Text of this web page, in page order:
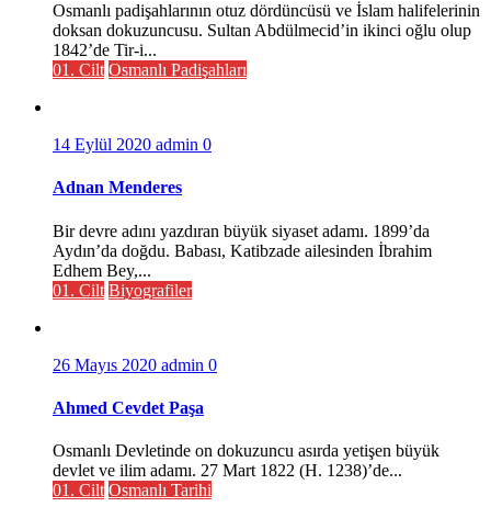
Osmanlı padişahlarının otuz dördüncüsü ve İslam halifelerinin
doksan dokuzuncusu. Sultan Abdülmecid’in ikinci oğlu olup
1842’de Tir-i...
01. Cilt Osmanlı Padişahları
14 Eylül 2020 admin 0
Adnan Menderes
Bir devre adını yazdıran büyük siyaset adamı. 1899’da
Aydın’da doğdu. Babası, Katibzade ailesinden İbrahim
Edhem Bey,...
01. Cilt Biyografiler
26 Mayıs 2020 admin 0
Ahmed Cevdet Paşa
Osmanlı Devletinde on dokuzuncu asırda yetişen büyük
devlet ve ilim adamı. 27 Mart 1822 (H. 1238)’de...
01. Cilt Osmanlı Tarihi